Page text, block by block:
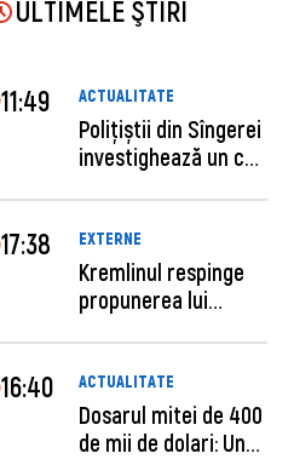
ULTIMELE ŞTIRI
11:49 ACTUALITATE
Polițiștii din Sîngerei
investighează un caz
17:38 EXTERNE
Kremlinul respinge
propunerea lui
16:40 ACTUALITATE
Dosarul mitei de 400
de mii de dolari: Un